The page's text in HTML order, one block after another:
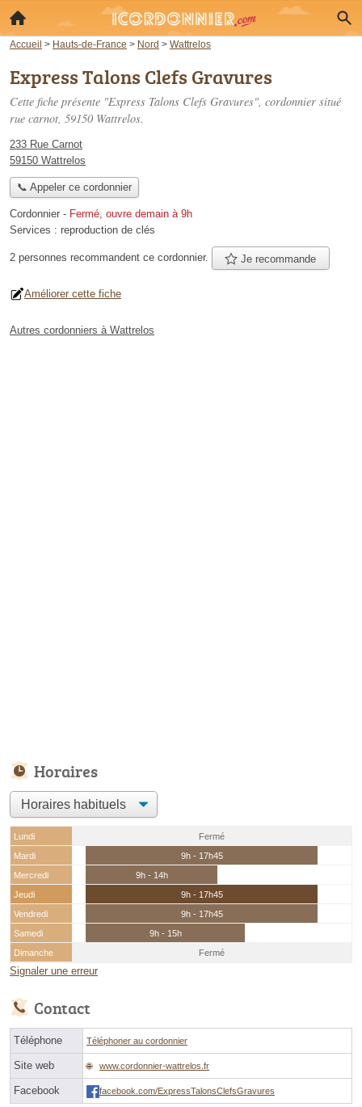
Accueil > Hauts-de-France > Nord > Wattrelos
Express Talons Clefs Gravures
Cette fiche présente "Express Talons Clefs Gravures", cordonnier situé
rue carnot, 59150 Wattrelos.
233 Rue Carnot
59150 Wattrelos
📞 Appeler ce cordonnier
Cordonnier - Fermé, ouvre demain à 9h
Services : reproduction de clés
2 personnes recommandent ce cordonnier. Je recommande
Améliorer cette fiche
Autres cordonniers à Wattrelos
Horaires
Lundi
Fermé
Mardi
9h - 17h45
Mercredi
9h - 14h
Jeudi
9h - 17h45
Vendredi
9h - 17h45
Samedi
9h - 15h
Dimanche
Fermé
Signaler une erreur
Contact
Téléphone Téléphoner au cordonnier
Site web www.cordonnier-wattrelos.fr
Facebook facebook.com/ExpressTalonsClefsGravures